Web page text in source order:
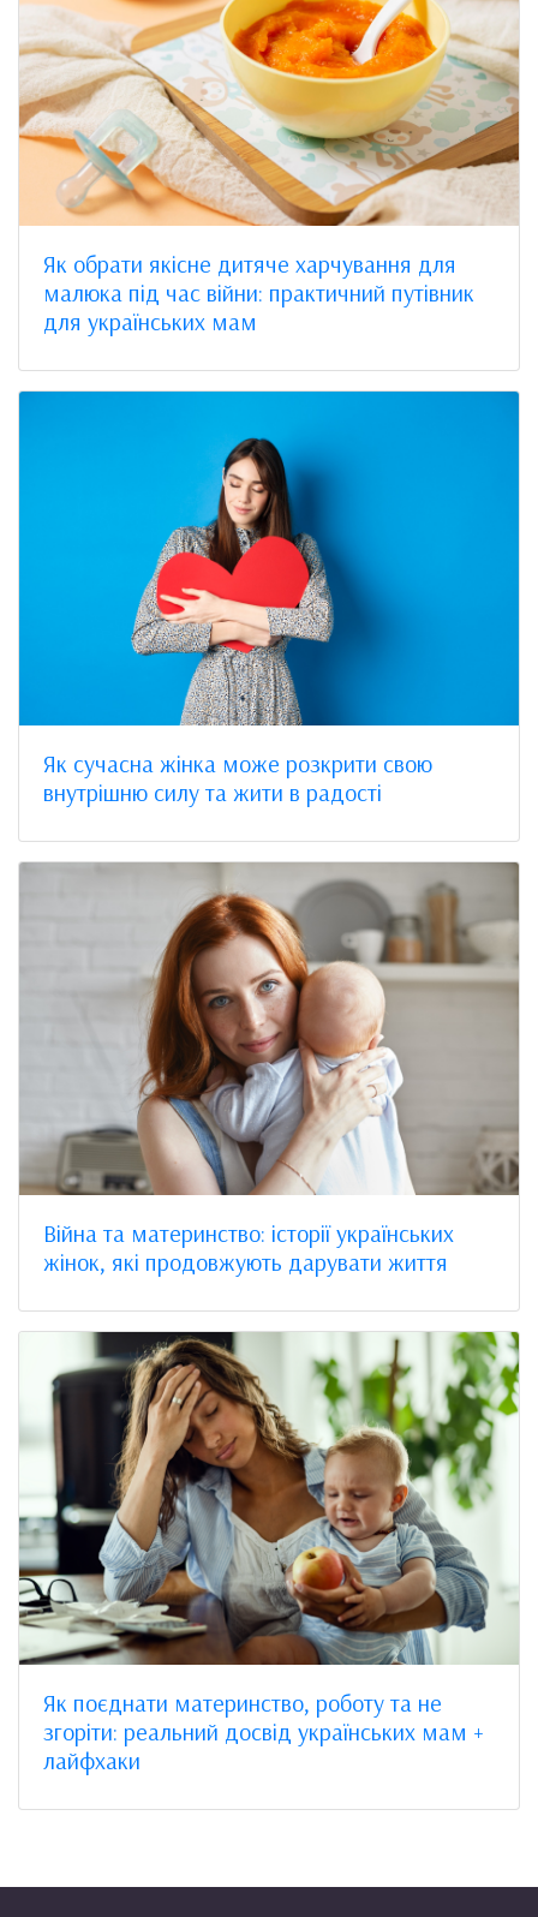
Як обрати якісне дитяче харчування для
малюка під час війни: практичний путівник
для українських мам
Як сучасна жінка може розкрити свою
внутрішню силу та жити в радості
Війна та материнство: історії українських
жінок, які продовжують дарувати життя
Як поєднати материнство, роботу та не
згоріти: реальний досвід українських мам +
лайфхаки